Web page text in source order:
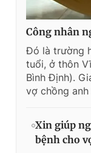
Công nhân
Đó là trường
tuổi, ở thôn
Bình Định).
vợ chồng anh
Xin giúp
bệnh cho